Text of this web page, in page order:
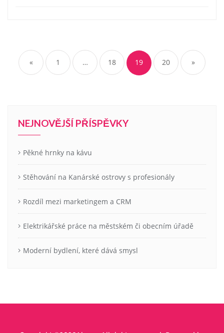
příspěvků
« 1 … 18 19 20 »
NEJNOVĚJŠÍ PŘÍSPĚVKY
Pěkné hrnky na kávu
Stěhování na Kanárské ostrovy s profesionály
Rozdíl mezi marketingem a CRM
Elektrikářské práce na městském či obecním úřadě
Moderní bydlení, které dává smysl